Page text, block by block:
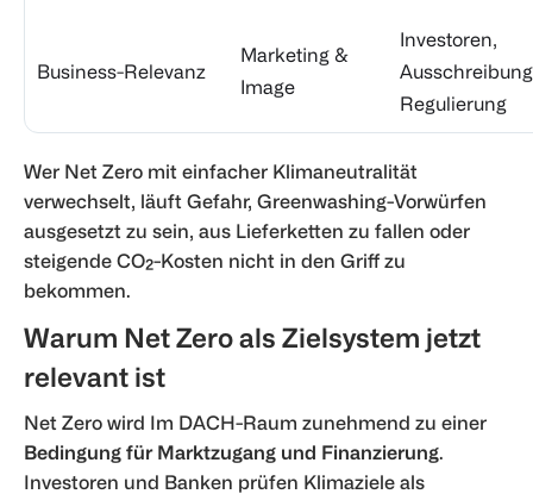
Business-Relevanz
Marketing &
Image
Investoren,
Regulierung
Wer Net Zero mit einfacher Klimaneutralität
verwechselt, läuft Gefahr, Greenwashing-Vorwürfen
ausgesetzt zu sein, aus Lieferketten zu fallen oder
steigende CO₂-Kosten nicht in den Griff zu
bekommen.
Warum Net Zero als Zielsystem jetzt
relevant ist
Net Zero wird Im DACH-Raum zunehmend zu einer
Bedingung für Marktzugang und Finanzierung.
Investoren und Banken prüfen Klimaziele als